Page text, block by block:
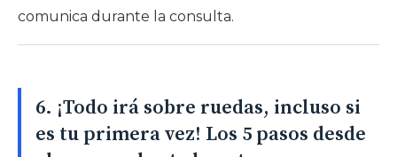
comunica durante la consulta.
6. ¡Todo irá sobre ruedas, incluso si
es tu primera vez! Los 5 pasos desde